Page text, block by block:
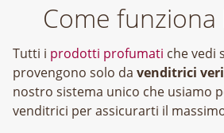
Come funziona
Tutti i prodotti profumati che vedi
provengono solo da venditrici
nostro sistema unico che usiamo
venditrici per assicurarti il